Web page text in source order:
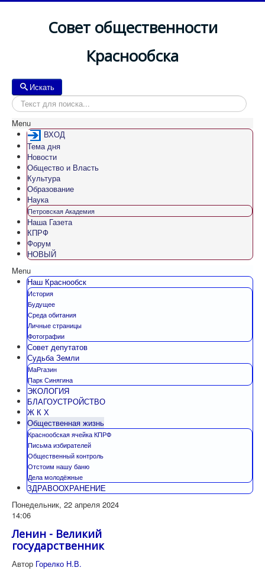
Совет общественности
Краснообска
Искать
Menu
ВХОД
Тема дня
Новости
Общество и Власть
Культура
Образование
Наука
Петровская Академия
Наша Газета
КПРФ
Форум
НОВЫЙ
Menu
Наш Краснообск
История
Будущее
Среда обитания
Личные страницы
Фотографии
Совет депутатов
Судьба Земли
МаРгазин
Парк Синягина
ЭКОЛОГИЯ
БЛАГОУСТРОЙСТВО
Ж К Х
Общественная жизнь
Краснообская ячейка КПРФ
Письма избирателей
Общественный контроль
Отстоим нашу баню
Дела молодёжные
ЗДРАВООХРАНЕНИЕ
Понедельник, 22 апреля 2024
14:06
Ленин - Великий
государственник
Автор Горелко Н.В.